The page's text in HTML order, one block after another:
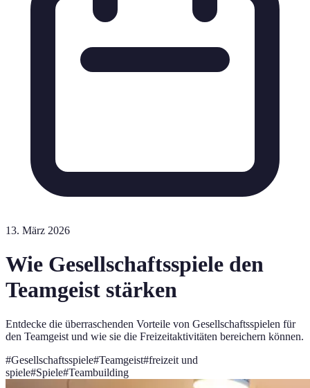
13. März 2026
Wie Gesellschaftsspiele den
Teamgeist stärken
Entdecke die überraschenden Vorteile von Gesellschaftsspielen für
den Teamgeist und wie sie die Freizeitaktivitäten bereichern können.
#Gesellschaftsspiele#Teamgeist#freizeit und
spiele#Spiele#Teambuilding